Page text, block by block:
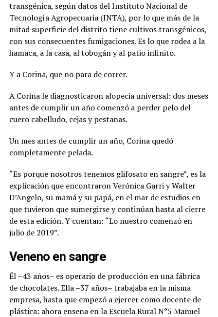
transgénica, según datos del Instituto Nacional de
Tecnología Agropecuaria (INTA), por lo que más de la
mitad superficie del distrito tiene cultivos transgénicos,
con sus consecuentes fumigaciones. Es lo que rodea a la
hamaca, a la casa, al tobogán y al patio infinito.
Y a Corina, que no para de correr.
A Corina le diagnosticaron alopecia universal: dos meses
antes de cumplir un año comenzó a perder pelo del
cuero cabelludo, cejas y pestañas.
Un mes antes de cumplir un año, Corina quedó
completamente pelada.
“Es porque nosotros tenemos glifosato en sangre”, es la
explicación que encontraron Verónica Garri y Walter
D’Angelo, su mamá y su papá, en el mar de estudios en
que tuvieron que sumergirse y continúan hasta al cierre
de esta edición. Y cuentan: “Lo nuestro comenzó en
julio de 2019”.
Veneno en sangre
Él –43 años– es operario de producción en una fábrica
de chocolates. Ella –37 años– trabajaba en la misma
empresa, hasta que empezó a ejercer como docente de
plástica: ahora enseña en la Escuela Rural N°5 Manuel